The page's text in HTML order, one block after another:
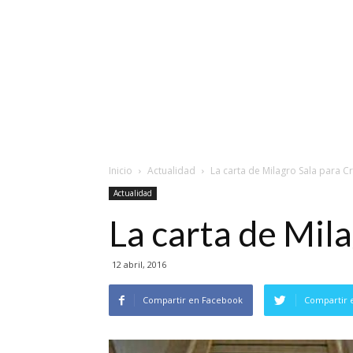
Inicio Actualidad La carta de Milagro Sala para
Actualidad
La carta de
12 abril, 2016
Compartir en Facebook Compartir